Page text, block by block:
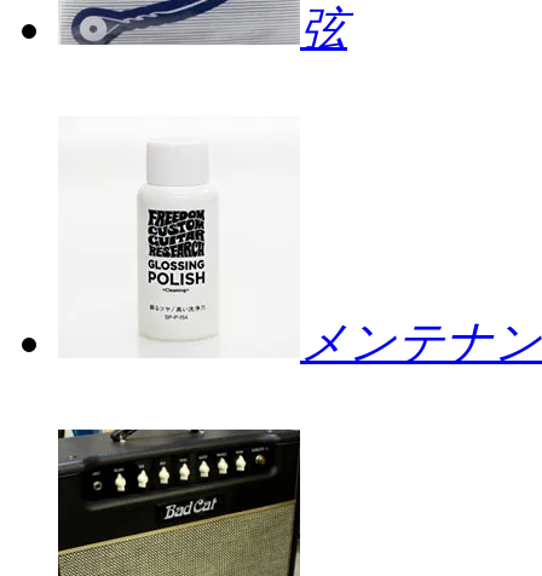
弦
メンテナ